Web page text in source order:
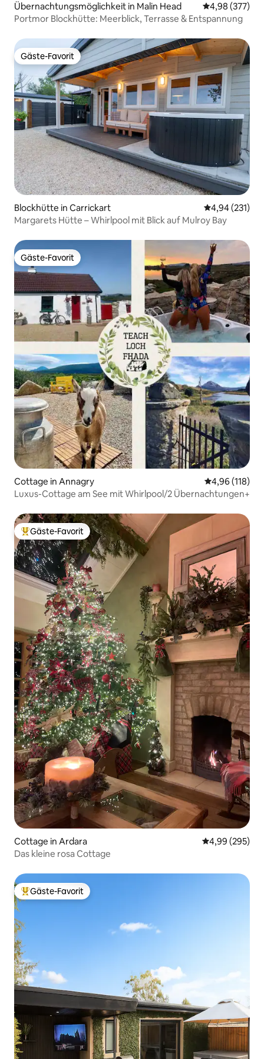
Übernachtungsmöglichkeit in Malin Head
4,98 (377)
Portmor Blockhütte: Meerblick, Terrasse & Entspannung
Gäste-Favorit
Gäste-Favorit
Blockhütte in Carrickart
4,94 (231)
Margarets Hütte – Whirlpool mit Blick auf Mulroy Bay
Gäste-Favorit
Gäste-Favorit
Cottage in Annagry
4,96 (118)
Luxus-Cottage am See mit Whirlpool/2 Übernachtungen+
Beliebter Gäste-Favorit.
Gäste-Favorit
Cottage in Ardara
4,99 (295)
Das kleine rosa Cottage
Beliebter Gäste-Favorit.
Gäste-Favorit